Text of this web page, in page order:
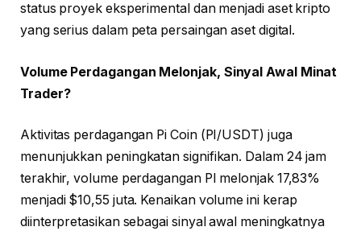
status proyek eksperimental dan menjadi aset kripto
yang serius dalam peta persaingan aset digital.
Volume Perdagangan Melonjak, Sinyal Awal Minat
Trader?
Aktivitas perdagangan Pi Coin (PI/USDT) juga
menunjukkan peningkatan signifikan. Dalam 24 jam
terakhir, volume perdagangan PI melonjak 17,83%
menjadi $10,55 juta. Kenaikan volume ini kerap
diinterpretasikan sebagai sinyal awal meningkatnya